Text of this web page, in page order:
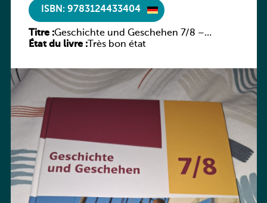
ISBN: 9783124433404
Titre :Geschichte und Geschehen 7/8 –
Rheinland-Pfalz
État du livre :Très bon état